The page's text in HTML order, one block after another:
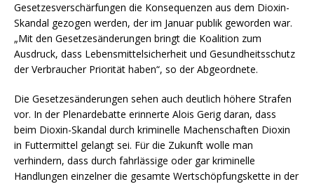
Gesetzesverschärfungen die Konsequenzen aus dem Dioxin-
Skandal gezogen werden, der im Januar publik geworden war.
„Mit den Gesetzesänderungen bringt die Koalition zum
Ausdruck, dass Lebensmittelsicherheit und Gesundheitsschutz
der Verbraucher Priorität haben“, so der Abgeordnete.
Die Gesetzesänderungen sehen auch deutlich höhere Strafen
vor. In der Plenardebatte erinnerte Alois Gerig daran, dass
beim Dioxin-Skandal durch kriminelle Machenschaften Dioxin
in Futtermittel gelangt sei. Für die Zukunft wolle man
verhindern, dass durch fahrlässige oder gar kriminelle
Handlungen einzelner die gesamte Wertschöpfungskette in der